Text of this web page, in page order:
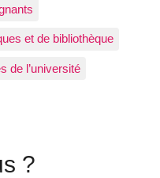
et de bibliothèque
de l’université
?